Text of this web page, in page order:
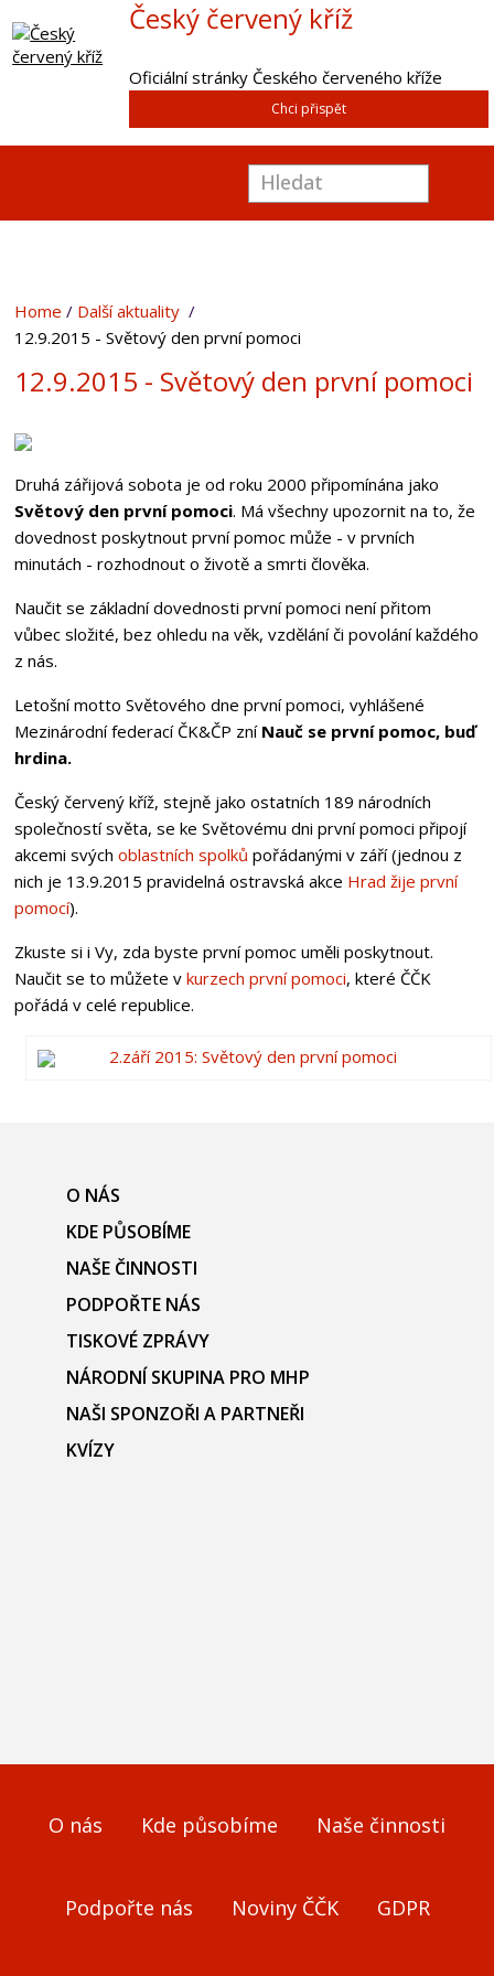
Český červený kříž
Oficiální stránky Českého červeného kříže
Chci přispět
Home
Další aktuality
12.9.2015 - Světový den první pomoci
12.9.2015 - Světový den první pomoci
Druhá zářijová sobota je od roku 2000 připomínána jako
Světový den první pomoci. Má všechny upozornit na to, že
dovednost poskytnout první pomoc může - v prvních
minutách - rozhodnout o životě a smrti člověka.
Naučit se základní dovednosti první pomoci není přitom
vůbec složité, bez ohledu na věk, vzdělání či povolání každého
z nás.
Letošní motto Světového dne první pomoci, vyhlášené
Mezinárodní federací ČK&ČP zní Nauč se první pomoc, buď
hrdina.
Český červený kříž, stejně jako ostatních 189 národních
společností světa, se ke Světovému dni první pomoci připojí
akcemi svých oblastních spolků pořádanými v září (jednou z
nich je 13.9.2015 pravidelná ostravská akce Hrad žije první
pomocí).
Zkuste si i Vy, zda byste první pomoc uměli poskytnout.
Naučit se to můžete v kurzech první pomoci, které ČČK
pořádá v celé republice.
2.září 2015: Světový den první pomoci
O NÁS
KDE PŮSOBÍME
NAŠE ČINNOSTI
PODPOŘTE NÁS
TISKOVÉ ZPRÁVY
NÁRODNÍ SKUPINA PRO MHP
NAŠI SPONZOŘI A PARTNEŘI
KVÍZY
O nás Kde působíme Naše činnosti
Podpořte nás Noviny ČČK GDPR